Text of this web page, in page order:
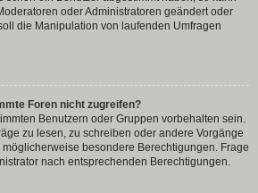
oder Administratoren geändert oder
die Manipulation von laufenden Umfragen
Foren nicht zugreifen?
Benutzern oder Gruppen vorbehalten sein.
zu lesen, zu schreiben oder andere Vorgänge
besondere Berechtigungen. Frage
nach entsprechenden Berechtigungen.